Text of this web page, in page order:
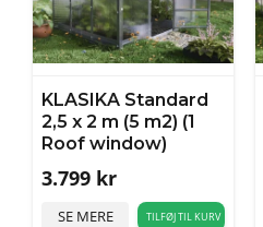
KLASIKA Standard
2,5 x 2 m (5 m2) (1
Roof window)
3.799 kr
SE MERE TILFØJ TIL KURV